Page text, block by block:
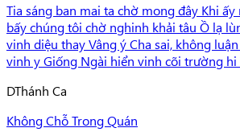
Tia sáng ban mai ta chờ mong đây Khi
bấy chúng tôi chờ nghinh khải tâu Ồ lạ
vinh diệu thay Vâng ý Cha sai, không
vinh y Giống Ngài hiển vinh cõi trường
DThánh Ca
Không Chỗ Trong Quán